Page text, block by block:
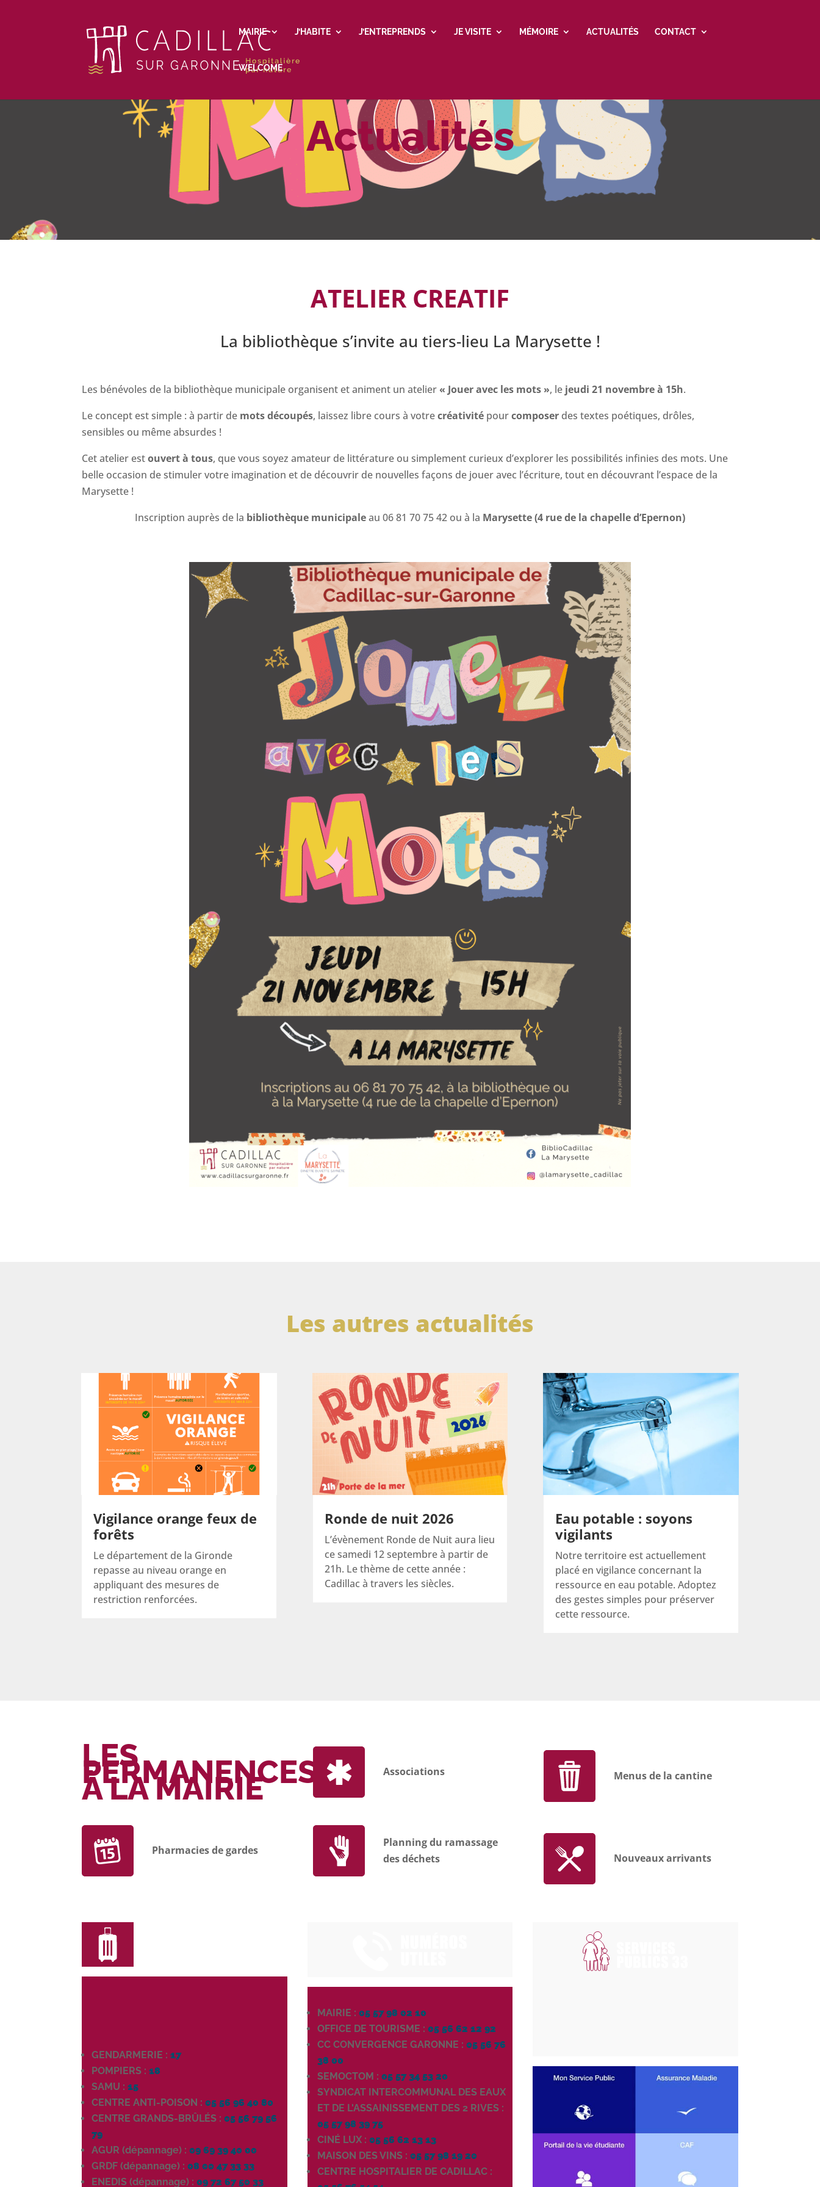
MAIRIE J’HABITE J’ENTREPRENDS JE VISITE MÉMOIRE ACTUALITÉS CONTACT
WELCOME
Actualités
ATELIER CREATIF
La bibliothèque s’invite au tiers-lieu La Marysette !
Les bénévoles de la bibliothèque municipale organisent et animent un atelier« Jouer avec les mots », le jeudi 21 novembre à 15h.
Le concept est simple : à partir de mots découpés, laissez libre cours à votrecréativité pourcomposer des textes poétiques, drôles,
sensibles ou même absurdes !
Cet atelier estouvert à tous, que vous soyez amateur de littérature ou simplement curieux d’explorer les possibilités infinies des mots. Une
belle occasion de stimuler votre imagination et de découvrir de nouvelles façons de jouer avec l’écriture, tout en découvrant l’espace de la
Marysette !
Inscription auprès de la bibliothèque municipaleau 06 81 70 75 42 ou à la Marysette (4 rue de la chapelle d’Epernon)
Les autres actualités
Vigilance orange feux de
forêts
Le département de la Gironde
repasse au niveau orange en
appliquant des mesures de
restriction renforcées.
Ronde de nuit 2026
L’évènement Ronde de Nuit aura lieu
ce samedi 12 septembre à partir de
21h. Le thème de cette année :
Cadillac à travers les siècles.
Eau potable : soyons
vigilants
Notre territoire est actuellement
placé en vigilance concernant la
ressource en eau potable. Adoptez
des gestes simples pour préserver
cette ressource.
LES
PERMANENCES
À LA MAIRIE
Pharmacies de gardes
Associations
Planning du ramassage
des déchets
Menus de la cantine
Nouveaux arrivants
GENDARMERIE : 17
POMPIERS : 18
SAMU : 15
CENTRE ANTI-POISON : 05 56 96 40 80
CENTRE GRANDS-BRÛLÉS : 05 56 79 56
79
AGUR (dépannage) : 09 69 39 40 00
GRDF (dépannage) : 08 00 47 33 33
ENEDIS (dépannage) : 09 72 67 50 33
MAIRIE : 05 57 98 02 10
OFFICE DE TOURISME : 05 56 62 12 92
CC CONVERGENCE GARONNE : 05 56 76
38 00
SEMOCTOM : 05 57 34 53 20
SYNDICAT INTERCOMMUNAL DES EAUX
ET DE L'ASSAINISSEMENT DES 2 RIVES :
05 57 98 39 75
CINÉ LUX : 05 56 62 13 13
MAISON DES VINS : 05 57 98 19 20
CENTRE HOSPITALIER DE CADILLAC :